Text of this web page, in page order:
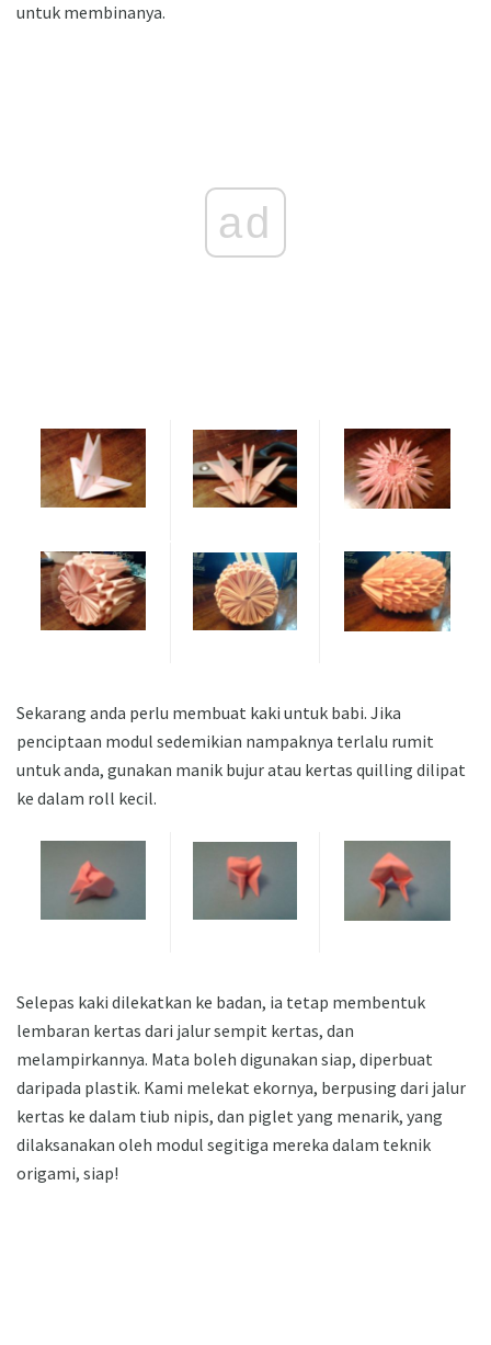
untuk membinanya.
ad
Sekarang anda perlu membuat kaki untuk babi. Jika
penciptaan modul sedemikian nampaknya terlalu rumit
untuk anda, gunakan manik bujur atau kertas quilling dilipat
ke dalam roll kecil.
Selepas kaki dilekatkan ke badan, ia tetap membentuk
lembaran kertas dari jalur sempit kertas, dan
melampirkannya. Mata boleh digunakan siap, diperbuat
daripada plastik. Kami melekat ekornya, berpusing dari jalur
kertas ke dalam tiub nipis, dan piglet yang menarik, yang
dilaksanakan oleh modul segitiga mereka dalam teknik
origami, siap!